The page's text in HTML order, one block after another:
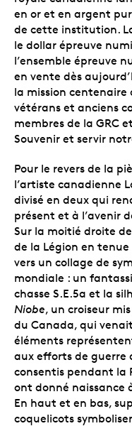
en or et en argent
de cette institution.
le dollar épreuve
l’ensemble épreuve
en vente dès
la mission centenaire
vétérans et anciens
membres de la GRC
Souvenir et servir
Pour le revers de la
l’artiste canadienne
divisé en deux qui
présent et à l’avenir
Sur la moitié droite
de la Légion en
vers un collage de
mondiale : un
chasse S.E.5a et la
Niobe, un croiseur
du Canada, qui venait
éléments
aux efforts de guerre
consentis pendant la
ont donné naissance
En haut et en bas,
coquelicots